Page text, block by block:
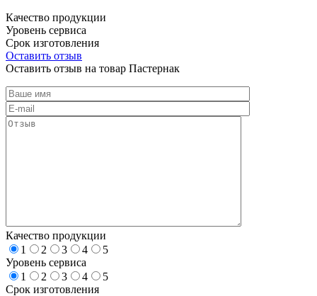
Качество продукции
Уровень сервиса
Срок изготовления
Оставить отзыв
Оставить отзыв на товар Пастернак
Качество продукции
1
2 3 4
5
Уровень сервиса
1
2 3 4
5
Срок изготовления